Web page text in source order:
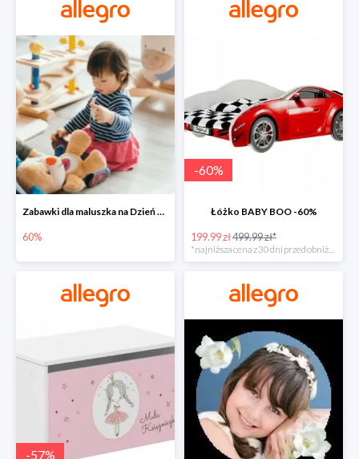
Zabawki dla maluszka na Dzień Dziecka na Allegro do -60%
60%
-60%
Łóżko BABY BOO -60%
199.99 zł499.99 zł*
*najniższa cena z 30 dni przed obniżką
-57%